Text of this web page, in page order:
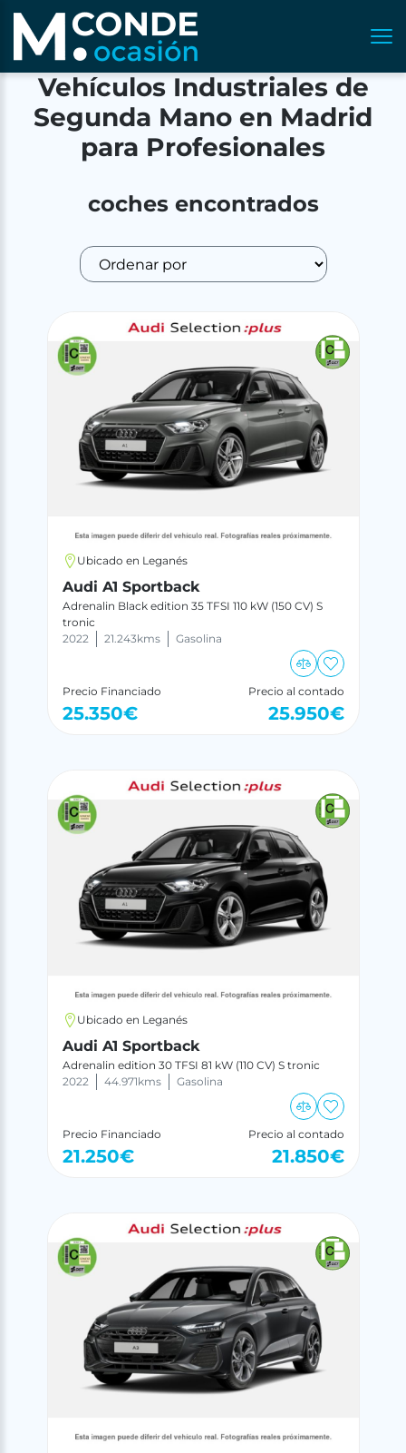
Vehículos Industriales de
Segunda Mano en Madrid
para Profesionales
coches encontrados
Ubicado en Leganés
Audi A1 Sportback
Adrenalin Black edition 35 TFSI 110 kW (150 CV) S
tronic
2022
21.243kms Gasolina
Precio Financiado
25.350€
Precio al contado
25.950€
Ubicado en Leganés
Audi A1 Sportback
Adrenalin edition 30 TFSI 81 kW (110 CV) S tronic
2022
44.971kms Gasolina
Precio Financiado
21.250€
Precio al contado
21.850€